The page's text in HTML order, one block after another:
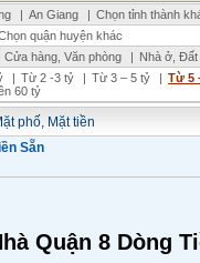
| An Giang | Chọn tỉnh thành
quận huyện khác
Cửa hàng, Văn phòng | Nhà ở,
| Từ 2 -3 tỷ | Từ 3 – 5 tỷ | Từ 5
60 tỷ
phố, Mặt tiền
Sẵn
Quận 8 Dòng